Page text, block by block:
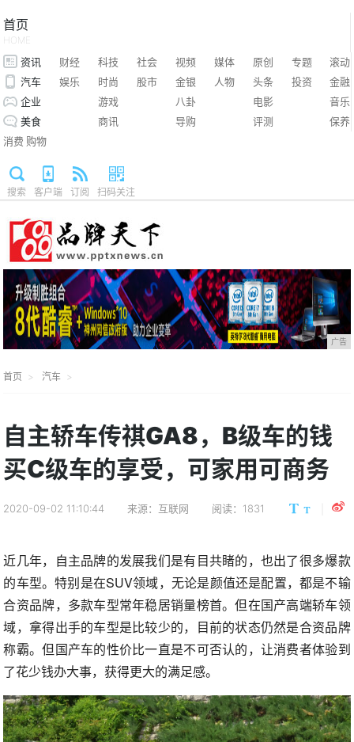
首页
HOME
资讯 财经 科技 社会 视频 媒体 原创 专题
滚动
汽车
娱乐 时尚 股市 金银 人物 头条 投资
金融
企业
游戏 八卦 电影
音乐
美食
商讯 导购 评测
保养
消费 购物
搜索 客户端 订阅 扫码关注
广告
首页 汽车
自主轿车传祺GA8，B级车的钱
买C级车的享受，可家用可商务
2020-09-02 11:10:44 来源：互联网 阅读：1831
近几年，自主品牌的发展我们是有目共睹的，也出了很多爆款
的车型。特别是在SUV领域，无论是颜值还是配置，都是不输
合资品牌，多款车型常年稳居销量榜首。但在国产高端轿车领
域，拿得出手的车型是比较少的，目前的状态仍然是合资品牌
称霸。但国产车的性价比一直是不可否认的，让消费者体验到
了花少钱办大事，获得更大的满足感。